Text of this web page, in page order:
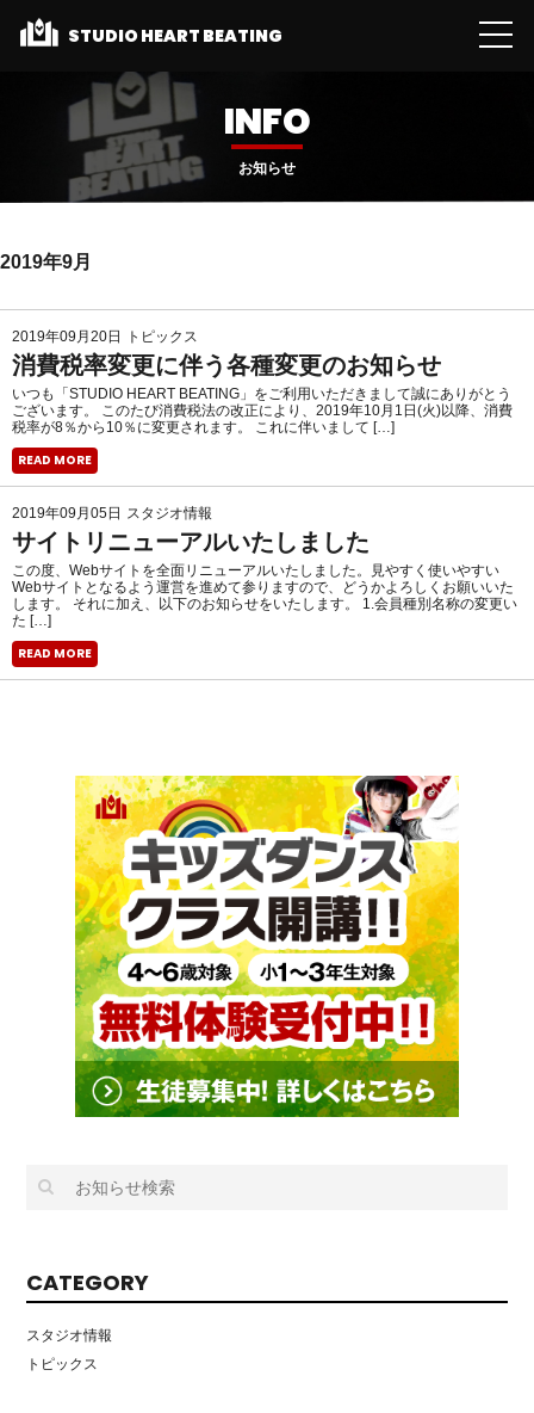
STUDIO HEART BEATING
INFO
お知らせ
2019年9月
2019年09月20日 トピックス
消費税率変更に伴う各種変更のお知らせ
いつも「STUDIO HEART BEATING」をご利用いただきまして誠にありがとう
ございます。 このたび消費税法の改正により、2019年10月1日(火)以降、消費
税率が8％から10％に変更されます。 これに伴いまして […]
READ MORE
2019年09月05日 スタジオ情報
サイトリニューアルいたしました
この度、Webサイトを全面リニューアルいたしました。見やすく使いやすい
Webサイトとなるよう運営を進めて参りますので、どうかよろしくお願いいた
します。 それに加え、以下のお知らせをいたします。 1.会員種別名称の変更い
た […]
READ MORE
CATEGORY
スタジオ情報
トピックス